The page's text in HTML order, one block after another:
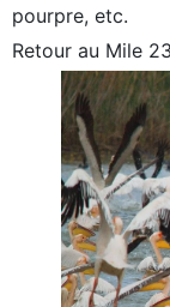
pourpre, etc.
Retour au Mile